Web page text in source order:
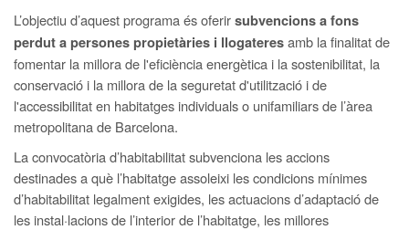
L’objectiu d’aquest programa és oferirsubvencions a fons
perdut a persones propietàries i llogateresamb la finalitat de
fomentar la millora de l'eficiència energètica i la sostenibilitat, la
conservació i la millora de la seguretat d'utilització i de
l'accessibilitat en habitatges individuals o unifamiliars de l’àrea
metropolitana de Barcelona.
La convocatòria d’habitabilitat subvenciona les accions
destinades a què l’habitatge assoleixi les condicions mínimes
d’habitabilitat legalment exigides, les actuacions d’adaptació de
les instal·lacions de l’interior de l’habitatge, les millores